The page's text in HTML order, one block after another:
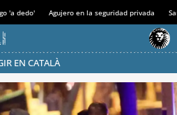
'a dedo' Agujero en la seguridad privada
EN CATALÀ
AHORRO